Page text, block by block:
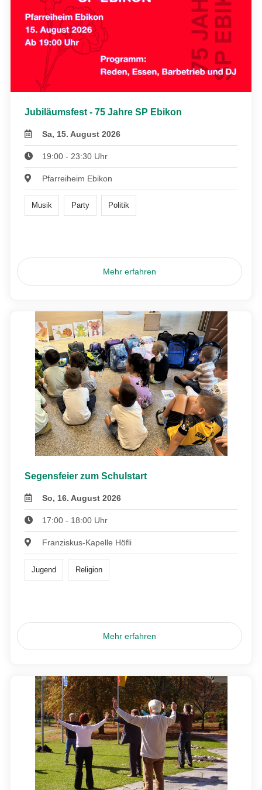
Jubiläumsfest - 75 Jahre SP Ebikon
Sa, 15. August 2026
19:00 - 23:30 Uhr
Pfarreiheim Ebikon
Musik Party Politik
Mehr erfahren
Segensfeier zum Schulstart
So, 16. August 2026
17:00 - 18:00 Uhr
Franziskus-Kapelle Höfli
Jugend Religion
Mehr erfahren